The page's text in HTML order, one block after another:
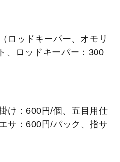
ロッドキーパー、オモリ
、ロッドキーパー：300
け：600円/個、五目用仕
サ：600円/パック、指サ